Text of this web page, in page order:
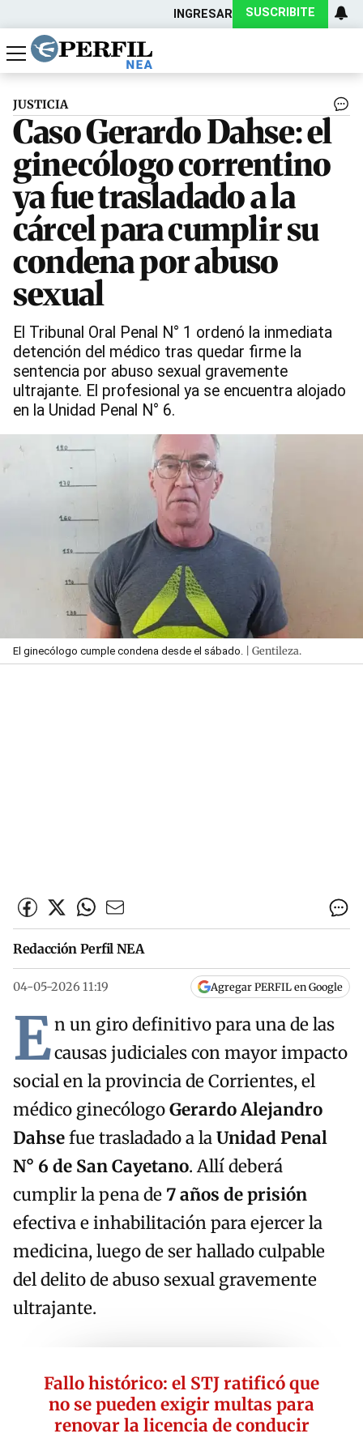
INGRESAR SUSCRIBITE
Política
Economía
Actualidad
JUSTICIA
Caso Gerardo Dahse: el
ginecólogo correntino
ya fue trasladado a la
cárcel para cumplir su
condena por abuso
sexual
El Tribunal Oral Penal N° 1 ordenó la inmediata
detención del médico tras quedar firme la
sentencia por abuso sexual gravemente
ultrajante. El profesional ya se encuentra alojado
en la Unidad Penal N° 6.
El ginecólogo cumple condena desde el sábado. | Gentileza.
Redacción Perfil NEA
04-05-2026 11:19 Agregar PERFIL en Google
En un giro definitivo para una de las
causas judiciales con mayor impacto
social en la provincia de Corrientes, el
médico ginecólogoGerardo Alejandro
Dahsefue trasladado a laUnidad Penal
N° 6 de San Cayetano. Allí deberá
cumplir la pena de 7 años de prisión
efectiva e inhabilitación para ejercer la
medicina, luego de ser hallado culpable
del delito de abuso sexual gravemente
ultrajante.
Fallo histórico: el STJ ratificó que
no se pueden exigir multas para
renovar la licencia de conducir